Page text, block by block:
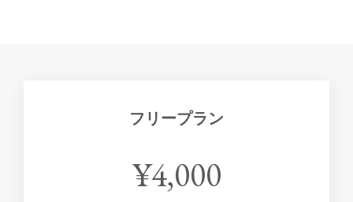
フリープラン
¥4,000